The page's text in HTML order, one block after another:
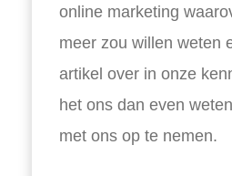
online marketing
meer zou willen weten
artikel over in onze
het ons dan even
met ons op te nemen.